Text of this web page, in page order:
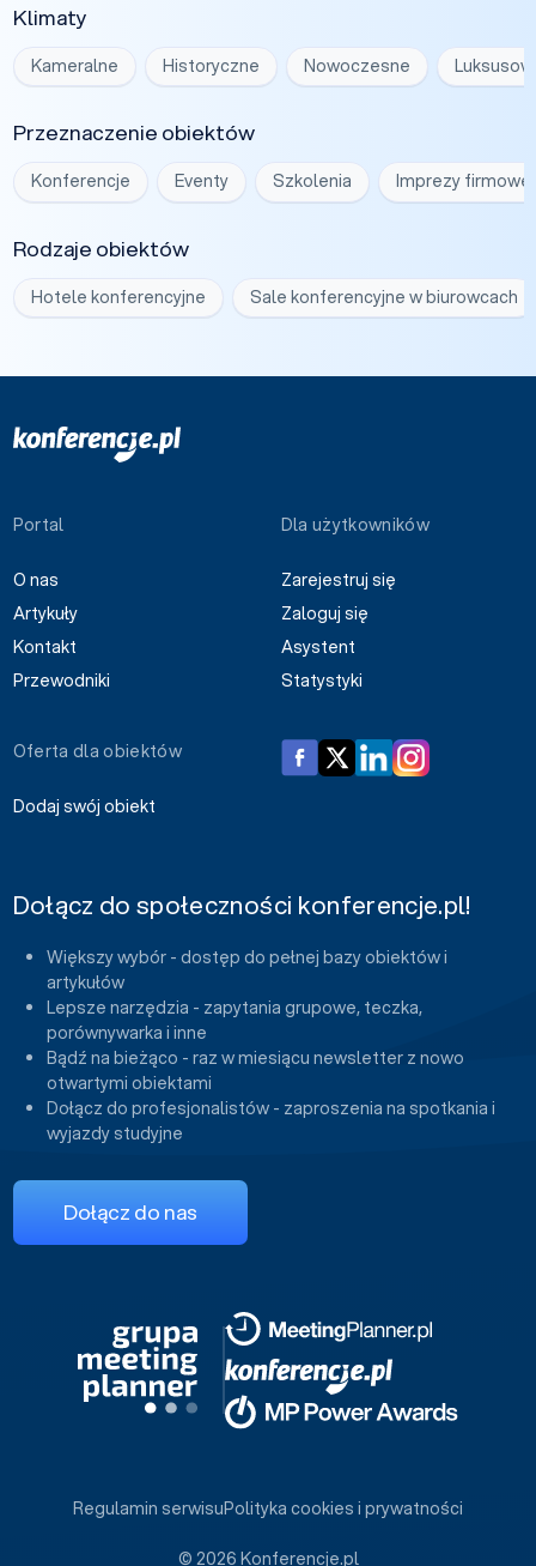
Klimaty
Kameralne Historyczne Nowoczesne
Przeznaczenie obiektów
Konferencje Eventy Szkolenia Imprezy firmowe
Rodzaje obiektów
Hotele konferencyjne Sale konferencyjne w biurowcach
Portal
O nas
Artykuły
Kontakt
Przewodniki
Dla użytkowników
Zarejestruj się
Zaloguj się
Asystent
Statystyki
Oferta dla obiektów
Dodaj swój obiekt
Dołącz do społeczności konferencje.pl!
Większy wybór - dostęp do pełnej bazy obiektów i
artykułów
Lepsze narzędzia - zapytania grupowe, teczka,
porównywarka i inne
Bądź na bieżąco - raz w miesiącu newsletter z nowo
otwartymi obiektami
Dołącz do profesjonalistów - zaproszenia na spotkania i
wyjazdy studyjne
Dołącz do nas
© 2026 Konferencje.pl
Regulamin serwisuPolityka cookies i prywatności